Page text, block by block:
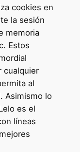
cookies en
la sesión
memoria
Estos
cualquier
al
Asimismo lo
es el
líneas